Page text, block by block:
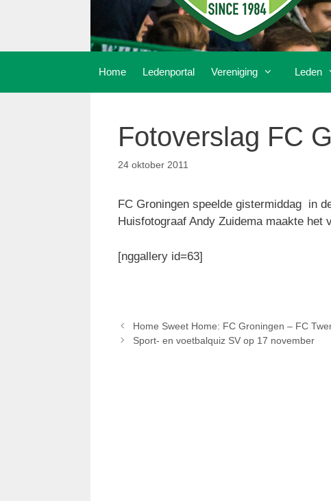
Home Ledenportal Vereniging Leden
Fotoverslag FC
24 oktober 2011
FC Groningen speelde gistermiddag in
Huisfotograaf Andy Zuidema maakte het
[nggallery id=63]
Home Sweet Home: FC Groningen – FC
Sport- en voetbalquiz SV op 17 november